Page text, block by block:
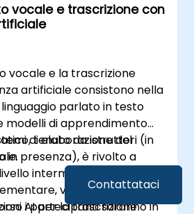
Contattataci
vocale e trascrizione con
vocale e la trascrizione
artificiale consistono nella
parlato in testo
modelli di apprendimento
di elaborazione del
tenuto da istruttori (in
in presenza), è rivolto a
intermedio che
valutare e
AI per la trascrizione
i partecipanti saranno in